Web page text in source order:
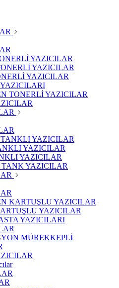
YAZICILAR
YAZICILAR
YAZICILAR
TONERLİ YAZICILAR
YAZICILAR
YAZICILAR
YAZICILAR
TANK YAZICILAR
KARTUŞLU YAZICILAR
YAZICILAR
YAZICILARI
MÜREKKEPLİ